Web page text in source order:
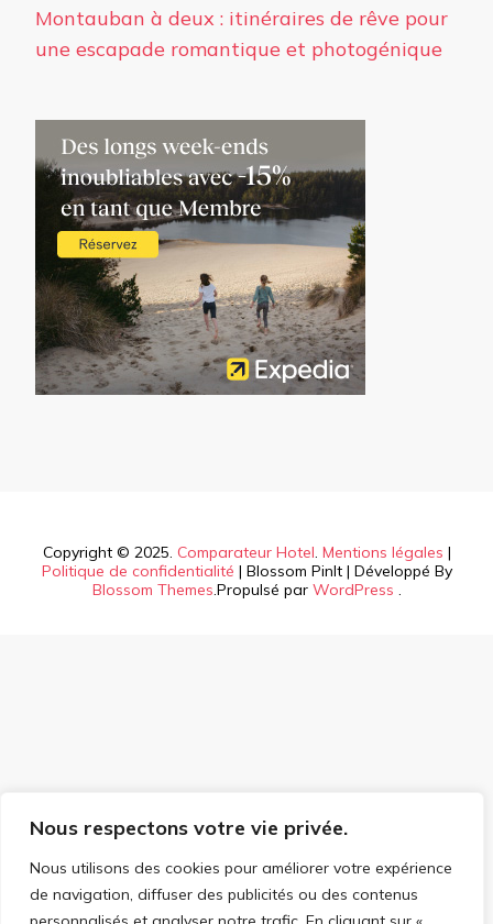
Nous respectons votre vie privée.
Nous utilisons des cookies pour améliorer votre expérience
de navigation, diffuser des publicités ou des contenus
Montauban à deux : itinéraires de rêve pour
une escapade romantique et photogénique
Copyright © 2025. Comparateur Hotel. Mentions légales |
Politique de confidentialité | Blossom PinIt | Développé By
Blossom Themes.Propulsé par WordPress .